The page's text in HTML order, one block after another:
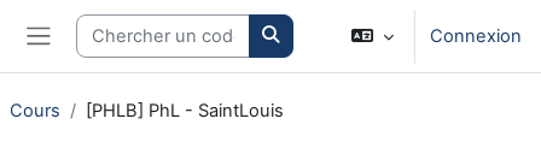
Passer au contenu principal
Panneau latéral
Search courses Connexion
Cours [PHLB] PhL - SaintLouis